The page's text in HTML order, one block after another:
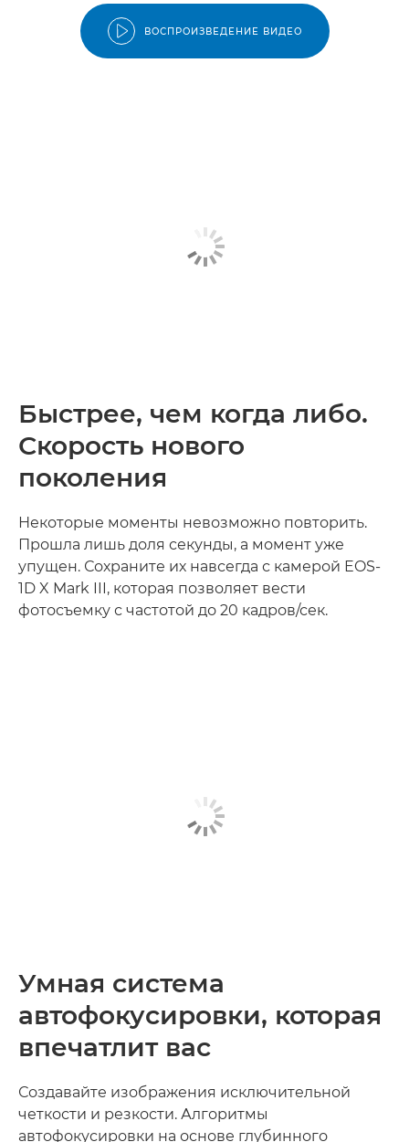
ВОСПРОИЗВЕДЕНИЕ ВИДЕО
Быстрее, чем когда либо.
Скорость нового
поколения
Некоторые моменты невозможно повторить.
Прошла лишь доля секунды, а момент уже
упущен. Сохраните их навсегда с камерой EOS-
1D X Mark III, которая позволяет вести
фотосъемку с частотой до 20 кадров/сек.
Умная система
автофокусировки, которая
впечатлит вас
Создавайте изображения исключительной
четкости и резкости. Алгоритмы
автофокусировки на основе глубинного